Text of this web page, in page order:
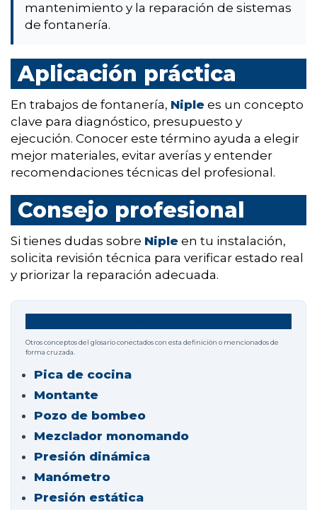
mantenimiento y la reparación de sistemas
de fontanería.
Aplicación práctica
En trabajos de fontanería, Niple es un concepto
clave para diagnóstico, presupuesto y
ejecución. Conocer este término ayuda a elegir
mejor materiales, evitar averías y entender
recomendaciones técnicas del profesional.
Consejo profesional
Si tienes dudas sobre Niple en tu instalación,
solicita revisión técnica para verificar estado real
y priorizar la reparación adecuada.
Otros conceptos del glosario conectados con esta definición o mencionados de
forma cruzada.
Pica de cocina
Montante
Pozo de bombeo
Mezclador monomando
Presión dinámica
Manómetro
Presión estática